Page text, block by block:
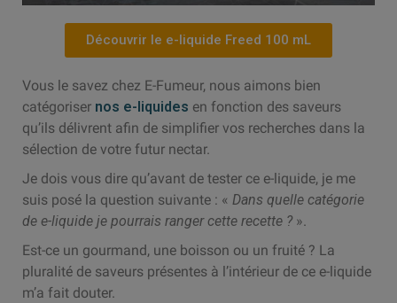
Découvrir le e-liquide Freed 100 mL
Vous le savez chez E-Fumeur, nous aimons bien
catégoriser nos e-liquides en fonction des saveurs
qu’ils délivrent afin de simplifier vos recherches dans la
sélection de votre futur nectar.
Je dois vous dire qu’avant de tester ce e-liquide, je me
suis posé la question suivante : « Dans quelle catégorie
de e-liquide je pourrais ranger cette recette ?».
Est-ce un gourmand, une boisson ou un fruité ? La
pluralité de saveurs présentes à l’intérieur de ce e-liquide
m’a fait douter.